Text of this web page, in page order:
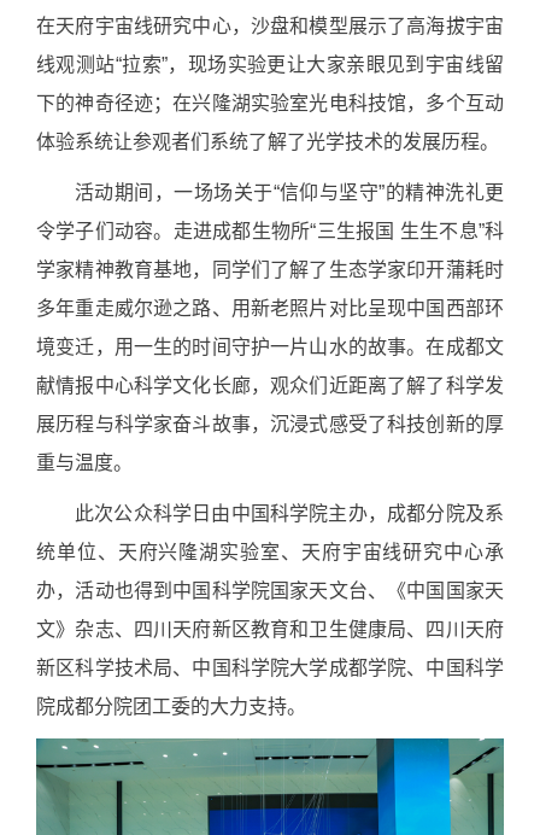
在天府宇宙线研究中心，沙盘和模型展示了高海拔宇宙
线观测站“拉索”，现场实验更让大家亲眼见到宇宙线留
下的神奇径迹；在兴隆湖实验室光电科技馆，多个互动
体验系统让参观者们系统了解了光学技术的发展历程。
活动期间，一场场关于“信仰与坚守”的精神洗礼更
令学子们动容。走进成都生物所“三生报国 生生不息”科
学家精神教育基地，同学们了解了生态学家印开蒲耗时
多年重走威尔逊之路、用新老照片对比呈现中国西部环
境变迁，用一生的时间守护一片山水的故事。在成都文
献情报中心科学文化长廊，观众们近距离了解了科学发
展历程与科学家奋斗故事，沉浸式感受了科技创新的厚
重与温度。
此次公众科学日由中国科学院主办，成都分院及系
统单位、天府兴隆湖实验室、天府宇宙线研究中心承
办，活动也得到中国科学院国家天文台、《中国国家天
文》杂志、四川天府新区教育和卫生健康局、四川天府
新区科学技术局、中国科学院大学成都学院、中国科学
院成都分院团工委的大力支持。